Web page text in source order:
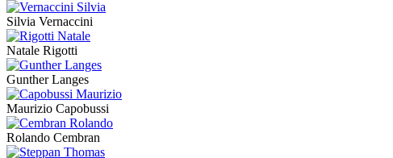
Silvia Vernaccini
Natale Rigotti
Gunther Langes
Maurizio Capobussi
Rolando Cembran